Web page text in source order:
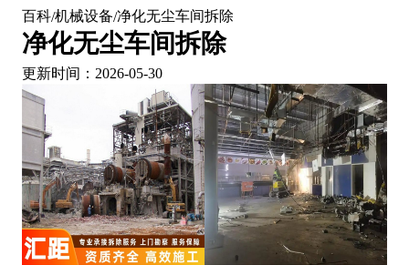
百科/机械设备/净化无尘车间拆除
净化无尘车间拆除
更新时间：2026-05-30